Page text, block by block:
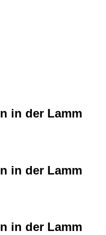
in der Lamm
in der Lamm
in der Lamm